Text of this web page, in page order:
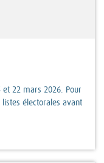
et 22 mars 2026. Pour
électorales avant